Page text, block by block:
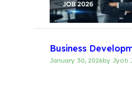
Business
January 30, 2026by Jyoti